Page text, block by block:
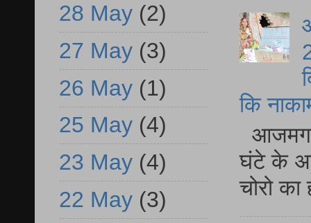
कि
घंटे के
चोरो
28 May (2)
27 May (3)
26 May (1)
25 May (4)
23 May (4)
22 May (3)